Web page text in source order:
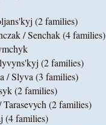
(2 families)
/ Senchak (4 families)
(2 families)
/ Slyva (3 families)
(2 families)
Tarasevych (2 families)
(4 families)